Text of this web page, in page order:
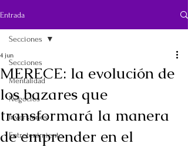
Entrada
Secciones
Mentalidad
Negocios
Inversiones
Entretenimiento
Secciones
MERECE: la evolución de
los bazares que
transformará la manera
de emprender en el
4 jun